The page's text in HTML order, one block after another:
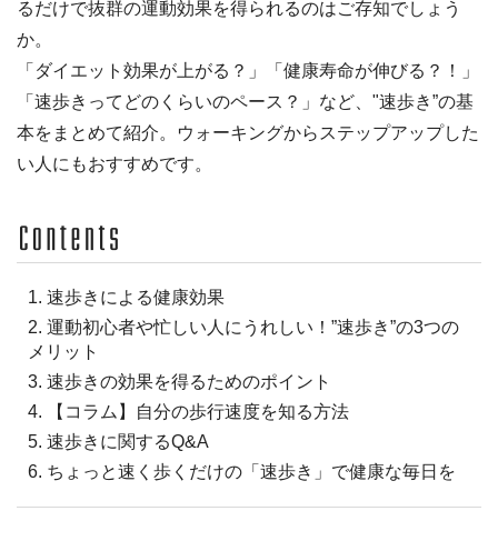
るだけで抜群の運動効果を得られるのはご存知でしょう
か。
「ダイエット効果が上がる？」「健康寿命が伸びる？！」
「速歩きってどのくらいのペース？」など、"速歩き”の基
本をまとめて紹介。ウォーキングからステップアップした
い人にもおすすめです。
1. 速歩きによる健康効果
2. 運動初心者や忙しい人にうれしい！”速歩き”の3つの
メリット
3. 速歩きの効果を得るためのポイント
4. 【コラム】自分の歩行速度を知る方法
5. 速歩きに関するQ&A
6. ちょっと速く歩くだけの「速歩き」で健康な毎日を